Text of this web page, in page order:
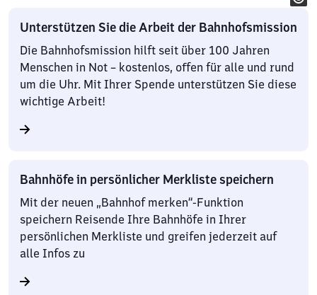
Unterstützen Sie die Arbeit der Bahnhofsmission
Die Bahnhofsmission hilft seit über 100 Jahren
Menschen in Not – kostenlos, offen für alle und rund
um die Uhr. Mit Ihrer Spende unterstützen Sie diese
wichtige Arbeit!
Bahnhöfe in persönlicher Merkliste speichern
Mit der neuen „Bahnhof merken“-Funktion
speichern Reisende Ihre Bahnhöfe in Ihrer
persönlichen Merkliste und greifen jederzeit auf
alle Infos zu